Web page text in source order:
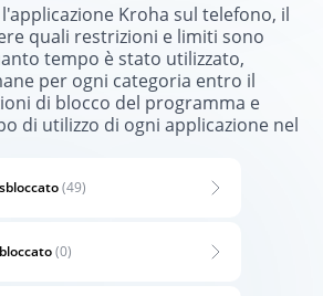
Kroha sul telefono, il
quali restrizioni e limiti sono
tempo è stato utilizzato,
per ogni categoria entro il
di blocco del programma e
di utilizzo di ogni applicazione nel
(49)
(0)